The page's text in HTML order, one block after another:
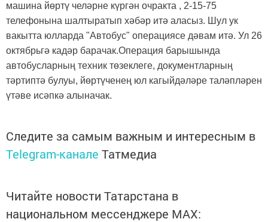
машина йөртү челәрне күргән очракта , 2-15-75
телефонына шалтыратып хәбәр итә аласыз. Шул ук
вакытта юлларда "Автобус" операциясе дәвам итә. Ул 26
октябрьгә кадәр барачак.Операция барышында
автобусларның техник төзеклеге, документларның
тәртиптә булуы, йөртүченең юл кагыйдәләре таләпләрен
үтәве исәпкә алыначак.
Следите за самым важным и интересным в
Telegram-канале Татмедиа
Читайте новости Татарстана в
национальном мессенджере MАХ: